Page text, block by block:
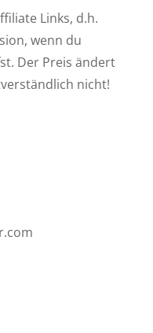
Links, d.h.
wenn du
Der Preis ändert
nicht!